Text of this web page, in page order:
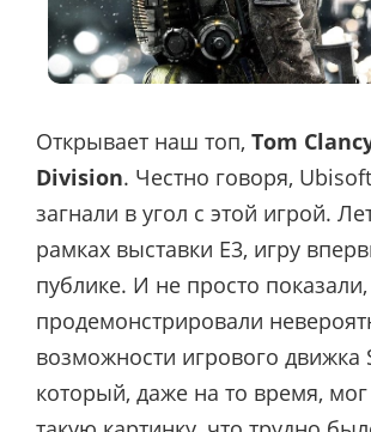
Открывает наш топ, Tom
Division. Честно говоря,
загнали в угол с этой игрой.
рамках выставки E3, игру
публике. И не просто показали,
продемонстрировали
возможности игрового движка
который, даже на то время,